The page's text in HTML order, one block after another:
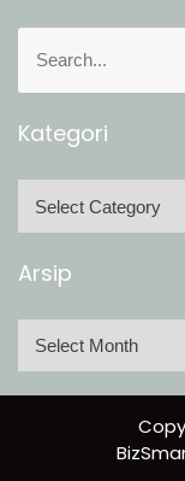
a
r
h
r
Kategori
e
r
i
Arsip
s